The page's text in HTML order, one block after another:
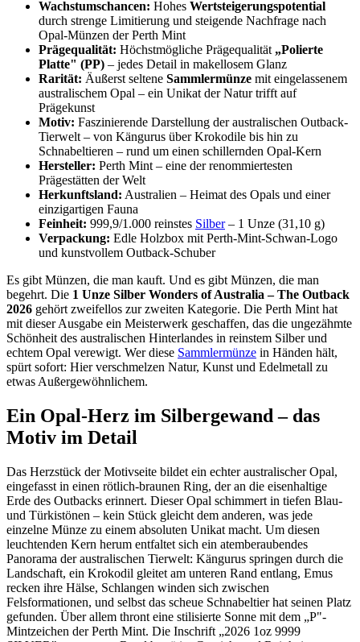
Wachstumschancen: Hohes Wertsteigerungspotential
durch strenge Limitierung und steigende Nachfrage nach
Opal-Münzen der Perth Mint
Prägequalität: Höchstmögliche Prägequalität „Polierte
Platte" (PP) – jedes Detail in makellosem Glanz
Rarität: Äußerst seltene Sammlermünze mit eingelassenem
australischem Opal – ein Unikat der Natur trifft auf
Prägekunst
Motiv: Faszinierende Darstellung der australischen Outback-
Tierwelt – von Kängurus über Krokodile bis hin zu
Schnabeltieren – rund um einen schillernden Opal-Kern
Hersteller: Perth Mint – eine der renommiertesten
Prägestätten der Welt
Herkunftsland: Australien – Heimat des Opals und einer
einzigartigen Fauna
Feinheit: 999,9/1.000 reinstes Silber– 1 Unze (31,10 g)
Verpackung: Edle Holzbox mit Perth-Mint-Schwan-Logo
und kunstvollem Outback-Schuber
Es gibt Münzen, die man kauft. Und es gibt Münzen, die man
begehrt. Die 1 Unze Silber Wonders of Australia – The Outback
2026 gehört zweifellos zur zweiten Kategorie. Die Perth Mint hat
mit dieser Ausgabe ein Meisterwerk geschaffen, das die ungezähmte
Schönheit des australischen Hinterlandes in reinstem Silber und
echtem Opal verewigt. Wer diese Sammlermünze in Händen hält,
spürt sofort: Hier verschmelzen Natur, Kunst und Edelmetall zu
etwas Außergewöhnlichem.
Ein Opal-Herz im Silbergewand – das
Motiv im Detail
Das Herzstück der Motivseite bildet ein echter australischer Opal,
eingefasst in einen rötlich-braunen Ring, der an die eisenhaltige
Erde des Outbacks erinnert. Dieser Opal schimmert in tiefen Blau-
und Türkistönen – kein Stück gleicht dem anderen, was jede
einzelne Münze zu einem absoluten Unikat macht. Um diesen
leuchtenden Kern herum entfaltet sich ein atemberaubendes
Panorama der australischen Tierwelt: Kängurus springen durch die
Landschaft, ein Krokodil gleitet am unteren Rand entlang, Emus
recken ihre Hälse, Schlangen winden sich zwischen
Felsformationen, und selbst das scheue Schnabeltier hat seinen Platz
gefunden. Über allem thront eine stilisierte Sonne mit dem „P"-
Mintzeichen der Perth Mint. Die Inschrift „2026 1oz 9999